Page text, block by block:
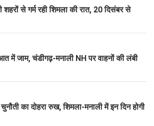
से गर्म रही शिमला की रात, 20 दिसंबर से
में जाम, चंडीगढ़-मनाली NH पर वाहनों की लंबी
का दोहरा रुख, शिमला-मनाली में इन दिन होगी